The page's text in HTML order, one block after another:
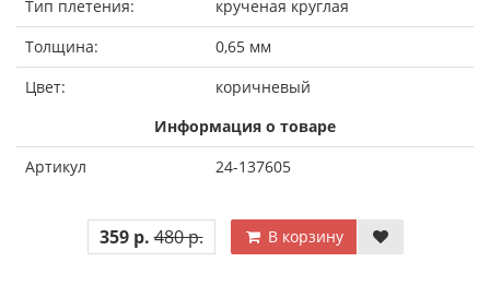
Тип плетения:
крученая круглая
Толщина:
0,65 мм
Цвет:
коричневый
Информация о товаре
Артикул
24-137605
359 р. 480 р. В корзину